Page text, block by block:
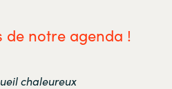
de notre agenda !
chaleureux